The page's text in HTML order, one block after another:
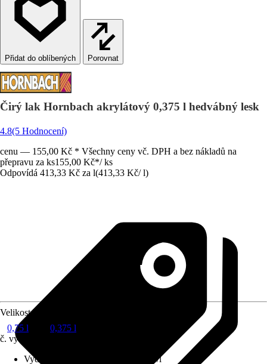
Porovnat
Čirý lak Hornbach akrylátový 0,375 l hedvábný lesk
4.8(5 Hodnocení)
cenu — 155,00 Kč * Všechny ceny vč. DPH a bez nákladů na
přepravu za ks155,00 Kč*/ ks
Odpovídá 413,33 Kč za l(413,33 Kč/ l)
Velikost balení
0,75 l
0,375 l
č. výrobku
Vydatnost při jednom nátěru
12 m²/l